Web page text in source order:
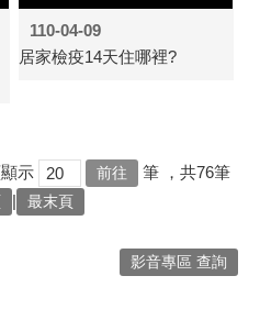
110-04-09
居家檢疫14天住哪裡?
示 筆 ，共76筆
| 最末頁
影音專區 查詢